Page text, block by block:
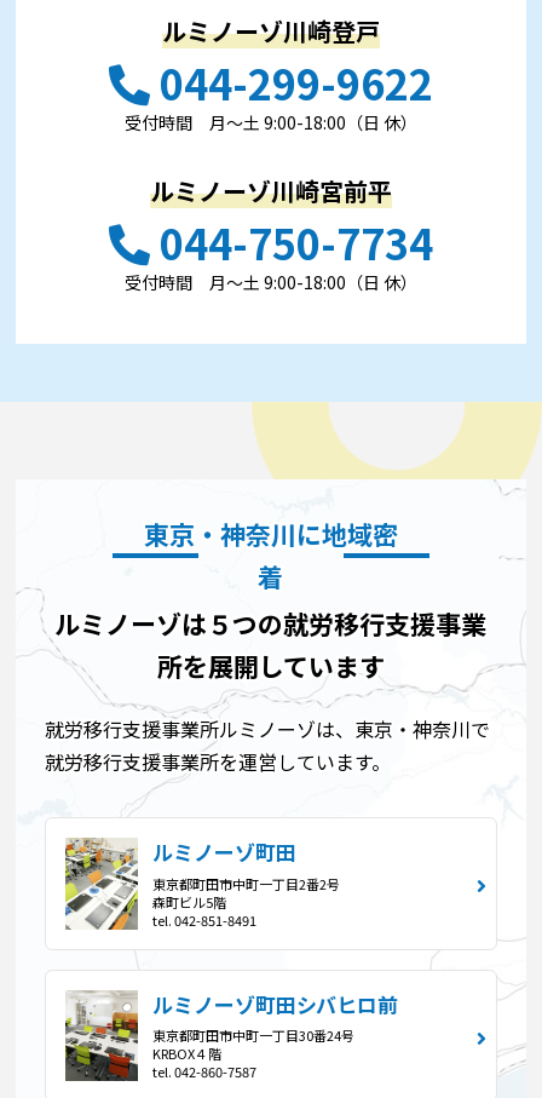
ルミノーゾ川崎登戸
044-299-9622
受付時間 ⽉〜⼟ 9:00-18:00（日 休）
ルミノーゾ川崎宮前平
044-750-7734
受付時間 ⽉〜⼟ 9:00-18:00（日 休）
東京・神奈川に地域密
着
ルミノーゾは５つの就労移行支援事業
所を展開しています
就労移行支援事業所ルミノーゾは、東京・神奈川で
就労移行支援事業所を運営しています。
ルミノーゾ町田
東京都町田市中町一丁目2番2号
森町ビル5階
tel. 042-851-8491
ルミノーゾ町田シバヒロ前
東京都町田市中町一丁目30番24号
KRBOX４階
tel. 042-860-7587